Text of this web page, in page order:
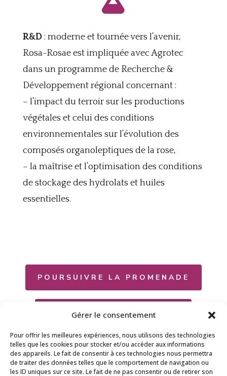
Gérer le consentement
Pour offrir les meilleures expériences, nous utilisons des technologies
telles que les cookies pour stocker et/ou accéder aux informations
des appareils. Le fait de consentir à ces technologies nous permettra
de traiter des données telles que le comportement de navigation ou
les ID uniques sur ce site. Le fait de ne pas consentir ou de retirer son
R&D: moderne et tournée vers l’avenir,
Rosa-Rosae est impliquée avec Agrotec
dans un programme de Recherche &
Développement régional concernant :
– l’impact du terroir sur les productions
végétales et celui des conditions
environnementales sur l’évolution des
composés organoleptiques de la rose,
– la maîtrise et l’optimisation des conditions
de stockage des hydrolats et huiles
essentielles.
POURSUIVRE LA PROMENADE
RETOURNER À L'ACCUEIL